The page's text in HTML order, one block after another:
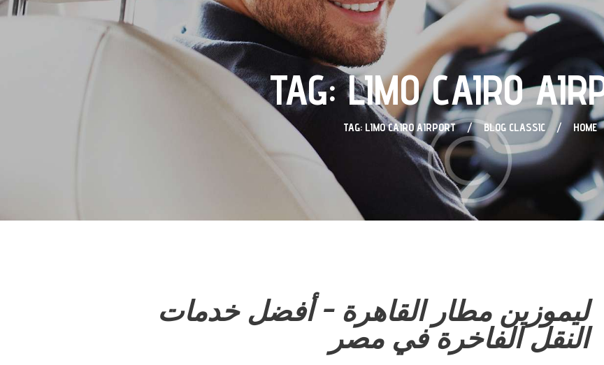
TAG: LIMO CAIRO
HOME
BLOG CLASSIC
TAG: LIMO CAIRO AIRPORT
ليموزين مطار القاهرة – أفضل خدمات
النقل الفاخرة في مصر